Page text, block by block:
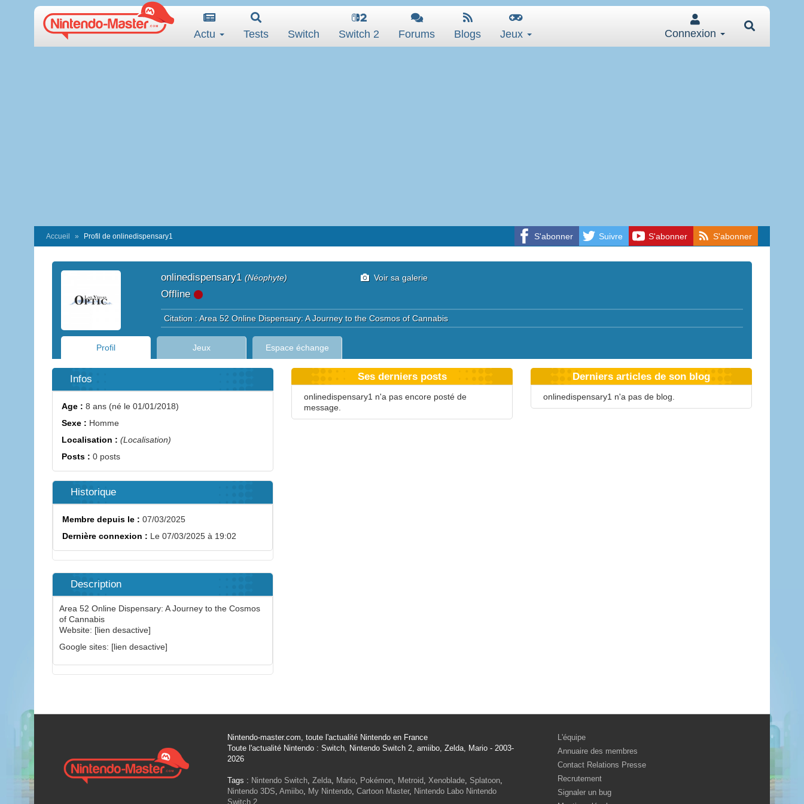
Actu Tests Switch Switch 2 Forums Blogs Jeux Connexion
S'abonner Suivre S'abonner S'abonner
Accueil Profil de onlinedispensary1
onlinedispensary1 (Néophyte)
Offline
Voir sa galerie
Citation : Area 52 Online Dispensary: A Journey to the Cosmos of Cannabis
Profil Jeux Espace échange
Infos
Age : 8 ans (né le 01/01/2018)
Sexe : Homme
Localisation : (Localisation)
Posts : 0 posts
Historique
Membre depuis le : 07/03/2025
Dernière connexion : Le 07/03/2025 à 19:02
Description
Area 52 Online Dispensary: ​​A Journey to the Cosmos
of Cannabis
Website: [lien desactive]
Google sites: [lien desactive]
Ses derniers posts
onlinedispensary1 n'a pas encore posté de
message.
Derniers articles de son blog
onlinedispensary1 n'a pas de blog.
Nintendo-master.com, toute l'actualité Nintendo en France
Toute l'actualité Nintendo : Switch, Nintendo Switch 2, amiibo, Zelda, Mario - 2003-
2026
Tags : Nintendo Switch, Zelda, Mario, Pokémon, Metroid, Xenoblade, Splatoon,
Nintendo 3DS, Amiibo, My Nintendo, Cartoon Master, Nintendo Labo Nintendo
Switch 2
L'équipe
Annuaire des membres
Contact Relations Presse
Recrutement
Signaler un bug